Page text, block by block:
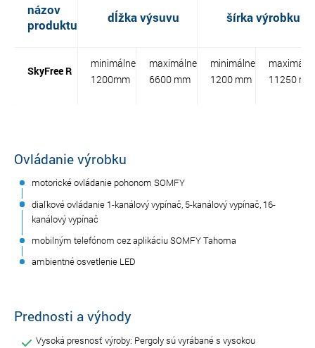
názov
produktu
dĺžka výsuvu šírka výrobku
SkyFree R
minimálne
1200mm
maximálne
6600 mm
minimálne
1200 mm
11250 mm
Ovládanie výrobku
motorické ovládanie pohonom SOMFY
diaľkové ovládanie 1-kanálový vypínač, 5-kanálový vypínač, 16-
kanálový vypínač
mobilným telefónom cez aplikáciu SOMFY Tahoma
ambientné osvetlenie LED
Prednosti a výhody
Vysoká presnosť výroby: Pergoly sú vyrábané s vysokou